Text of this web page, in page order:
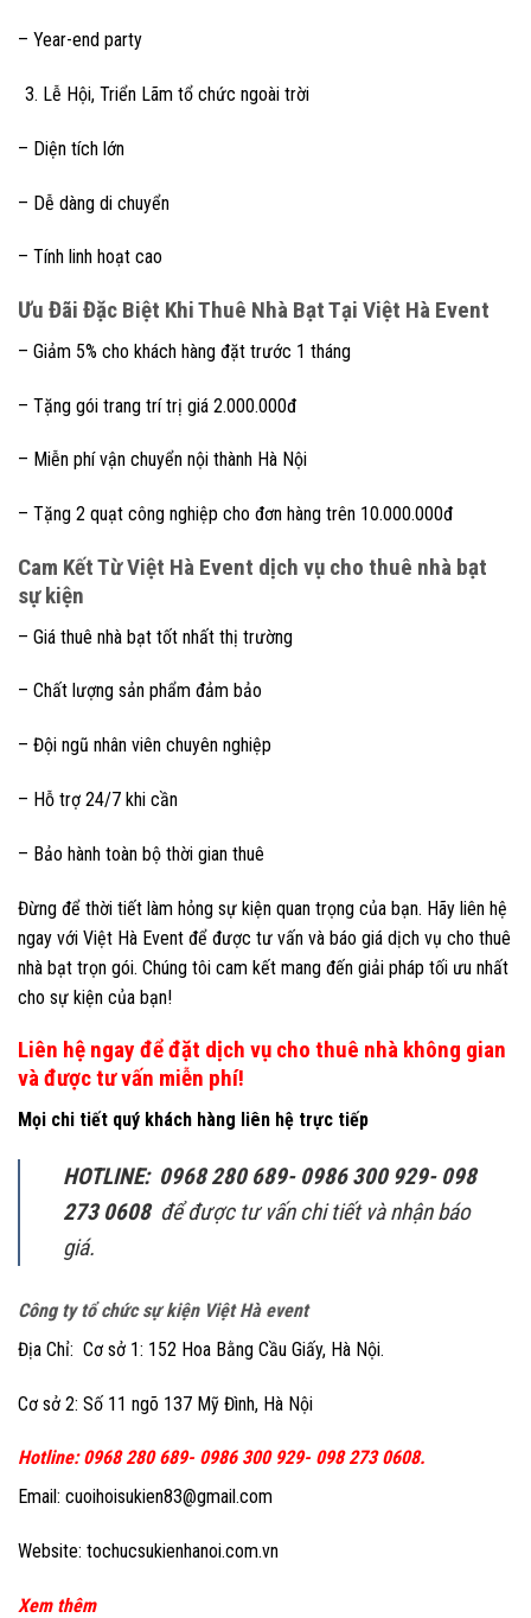
– Year-end party
Lễ Hội, Triển Lãm tổ chức ngoài trời
– Diện tích lớn
– Dễ dàng di chuyển
– Tính linh hoạt cao
Ưu Đãi Đặc Biệt Khi Thuê Nhà Bạt Tại Việt Hà Event
– Giảm 5% cho khách hàng đặt trước 1 tháng
– Tặng gói trang trí trị giá 2.000.000đ
– Miễn phí vận chuyển nội thành Hà Nội
– Tặng 2 quạt công nghiệp cho đơn hàng trên 10.000.000đ
Cam Kết Từ Việt Hà Event dịch vụ cho thuê nhà bạt
sự kiện
– Giá thuê nhà bạt tốt nhất thị trường
– Chất lượng sản phẩm đảm bảo
– Đội ngũ nhân viên chuyên nghiệp
– Hỗ trợ 24/7 khi cần
– Bảo hành toàn bộ thời gian thuê
Đừng để thời tiết làm hỏng sự kiện quan trọng của bạn. Hãy liên hệ
ngay với Việt Hà Event để được tư vấn và báo giá dịch vụ cho thuê
nhà bạt trọn gói. Chúng tôi cam kết mang đến giải pháp tối ưu nhất
cho sự kiện của bạn!
Liên hệ ngay để đặt dịch vụ cho thuê nhà không gian
và được tư vấn miễn phí!
Mọi chi tiết quý khách hàng liên hệ trực tiếp
HOTLINE: 0968 280 689- 0986 300 929- 098
273 0608 để được tư vấn chi tiết và nhận báo
giá.
Công ty tổ chức sự kiện Việt Hà event
Địa Chỉ: Cơ sở 1: 152 Hoa Bằng Cầu Giấy, Hà Nội.
Cơ sở 2: Số 11 ngõ 137 Mỹ Đình, Hà Nội
Hotline: 0968 280 689- 0986 300 929- 098 273 0608.
Email: cuoihoisukien83@gmail.com
Website: tochucsukienhanoi.com.vn
Xem thêm